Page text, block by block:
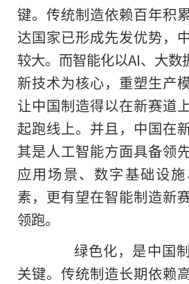
键。传统制造依赖百年积
达国家已形成先发优势，
较大。而智能化以AI、大数
新技术为核心，重塑生产
让中国制造得以在新赛道
起跑线上。并且，中国在
其是人工智能方面具备领
应用场景、数字基础设
素，更有望在智能制造新
领跑。
绿色化，是中国制
关键。传统制造长期依赖